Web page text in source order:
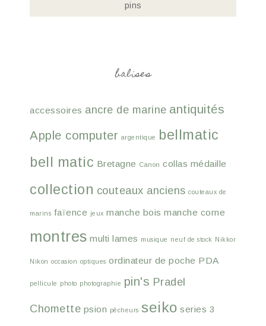
pins
balises
accessoires ancre de marine antiquités
Apple computer argentique
bellmatic
bell matic Bretagne Canon collas médaille
collection couteaux anciens couteaux de
marins faïence jeux manche bois manche corne
montres multi lames musique neuf de stock Nikkor
Nikon occasion optiques ordinateur de poche PDA
pellicule photo photographie pin's Pradel
Chomette psion pêcheurs seiko series 3